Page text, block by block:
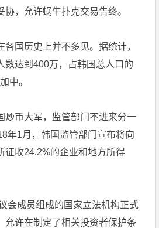
，允许蜗牛扑克交易告终。
各国历史上并不多见。据统计，
数达到400万，占韩国总人口的
中。
炒币大军，监管部门不进来分一
年1月，韩国监管部门宣布将向
征收24.2%的企业和地方所得
会成员组成的国家立法机构正式
允许在制定了相关投资者保护条